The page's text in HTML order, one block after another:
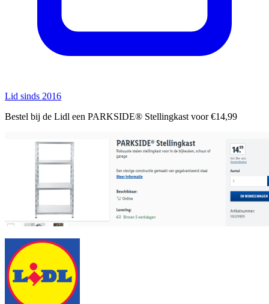
Lid sinds 2016
Bestel bij de Lidl een PARKSIDE® Stellingkast voor €14,99